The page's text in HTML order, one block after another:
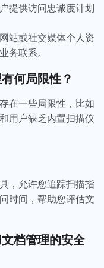
提供访问忠诚度计划
站或社交媒体个人资
务联系。
何局限性？
在一些局限性，比如
用户缺乏内置扫描仪
，允许您追踪扫描指
时间，帮助您评估文
档管理的安全